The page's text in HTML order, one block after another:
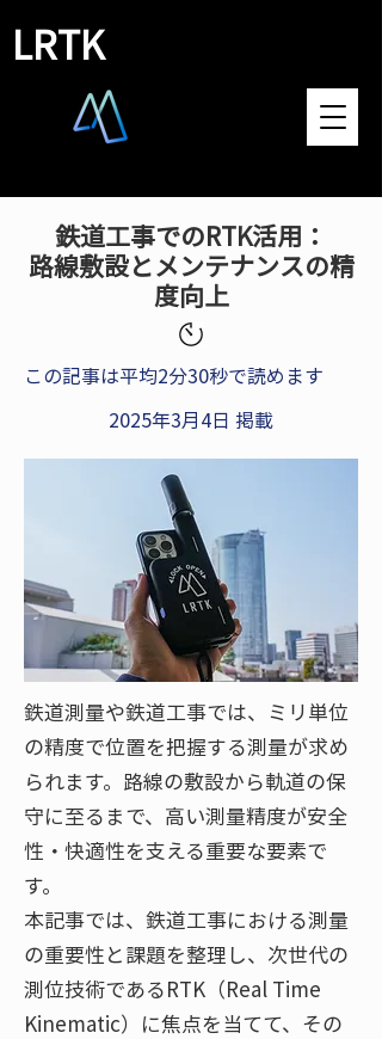
LRTK
鉄道工事でのRTK活用：
路線敷設とメンテナンスの精
度向上
この記事は平均2分30秒で読めます
2025年3月4日 掲載
鉄道測量や鉄道工事では、ミリ単位
の精度で位置を把握する測量が求め
られます。路線の敷設から軌道の保
守に至るまで、高い測量精度が安全
性・快適性を支える重要な要素で
す。
本記事では、鉄道工事における測量
の重要性と課題を整理し、次世代の
測位技術であるRTK（Real Time
Kinematic）に焦点を当てて、その